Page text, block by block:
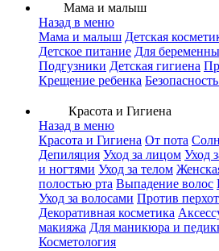
Мама и малыш
Назад в меню
Мама и малыш Детская
Детское питание Для
Подгузники Детская гигиена
Крещение ребенка
Красота и Гигиена
Назад в меню
Красота и Гигиена От пота
Депиляция Уход за лицом Уход
и ногтями Уход за телом
полостью рта Выпадение волос
Уход за волосами Против
Декоративная косметика
макияжа Для маникюра и
Косметология